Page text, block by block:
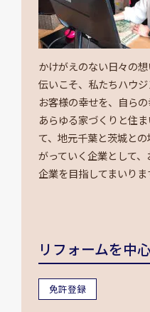
かけがえのない日々の
伝いこそ、私たちハウジ
お客様の幸せを、自らの
あらゆる家づくりと住
て、地元千葉と茨城と
がっていく企業として
企業を目指してまいりま
リフォームを中
免許登録